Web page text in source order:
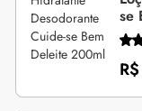
se